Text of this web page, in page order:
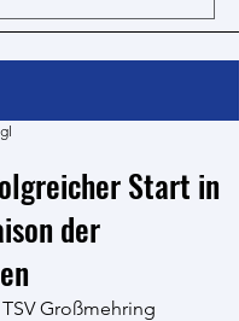
Start in
der
Großmehring